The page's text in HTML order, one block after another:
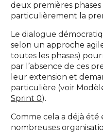
deux premières
particulièrement la
Le dialogue
selon un approche
toutes les phases)
par l’absence de ces
leur extension et
particulière (voir
Sprint 0).
Comme cela a déjà été
nombreuses